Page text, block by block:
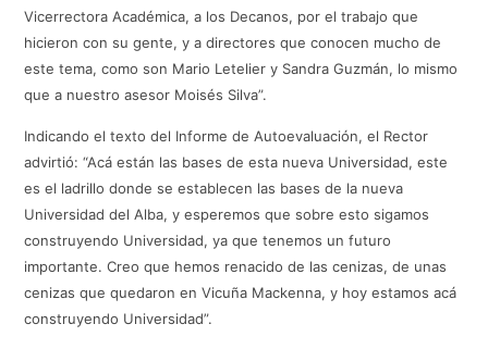
Vicerrectora Académica, a los Decanos, por el trabajo que
hicieron con su gente, y a directores que conocen mucho de
este tema, como son Mario Letelier y Sandra Guzmán, lo mismo
que a nuestro asesor Moisés Silva”.
Indicando el texto del Informe de Autoevaluación, el Rector
advirtió: “Acá están las bases de esta nueva Universidad, este
es el ladrillo donde se establecen las bases de la nueva
Universidad del Alba, y esperemos que sobre esto sigamos
construyendo Universidad, ya que tenemos un futuro
importante. Creo que hemos renacido de las cenizas, de unas
cenizas que quedaron en Vicuña Mackenna, y hoy estamos acá
construyendo Universidad”.